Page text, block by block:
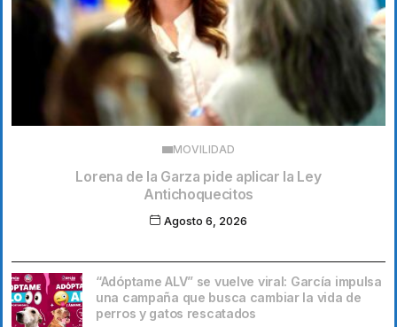
MOVILIDAD
Lorena de la Garza pide aplicar la Ley
Antichoquecitos
Agosto 6, 2026
“Adóptame ALV” se vuelve viral: García impulsa
una campaña que busca cambiar la vida de
perros y gatos rescatados